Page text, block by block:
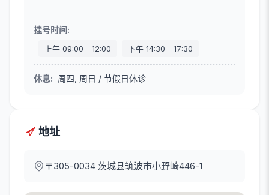
挂号时间:
上午 09:00 - 12:00 下午 14:30 - 17:30
休息: 周四, 周日 / 节假日休诊
地址
〒305-0034 茨城县筑波市小野崎446-1